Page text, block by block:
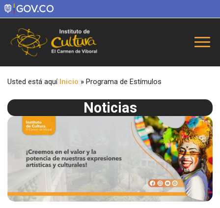
Usted está aquí Inicio » Programa de Estímulos
Noticias